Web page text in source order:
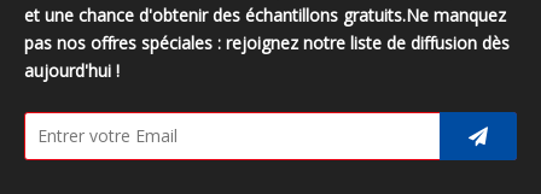
et une chance d'obtenir des échantillons gratuits.Ne manquez
pas nos offres spéciales : rejoignez notre liste de diffusion dès
aujourd'hui !